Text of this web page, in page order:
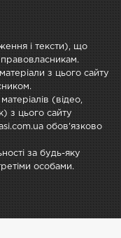
і тексти), що
правовласникам.
з цього сайту
(відео,
з цього сайту
обов'язково
за будь-яку
особами.